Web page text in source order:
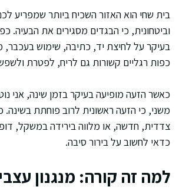
בית שחי הוא האזור השכיח ביותר שמפריע
וביטחונית, כי הבגדים מסגירים את הבעיה.
בעיקר על לחיצת יד, כתיבה, שימוש בעכבר,
כפות רגליים קשורות גם לריח, לפטרת
כאשר הזעה מופיעה בעיקר בזמן שינה, אני
משני, כי הזעה ראשונית לרוב פוחתת
צדדית, חדשה, או מלווה בירידה במשקל,
כדאי לחשוב על בירור סיבה.
למה זה קורה: מנגנון